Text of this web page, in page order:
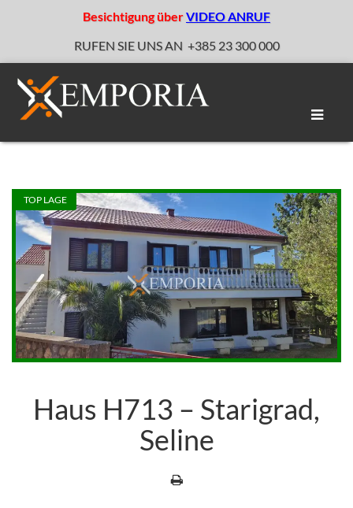
Besichtigung überVIDEO ANRUF
RUFEN SIE UNS AN +385 23 300 000
TOP LAGE
Haus H713 – Starigrad,
Seline